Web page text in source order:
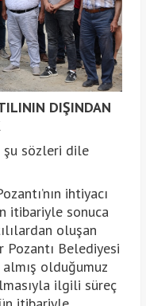
DIŞINDAN
şu sözleri dile
ihtiyacı
itibariyle sonuca
oluşan
Belediyesi
olduğumuz
ilgili süreç